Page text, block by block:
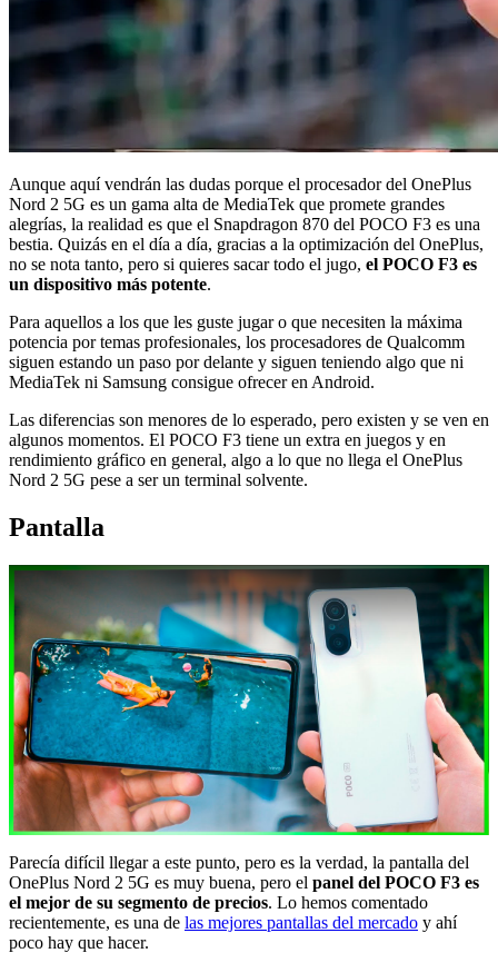
Aunque aquí vendrán las dudas porque el procesador del OnePlus
Nord 2 5G es un gama alta de MediaTek que promete grandes
alegrías, la realidad es que el Snapdragon 870 del POCO F3 es una
bestia. Quizás en el día a día, gracias a la optimización del OnePlus,
no se nota tanto, pero si quieres sacar todo el jugo, el POCO F3 es
un dispositivo más potente.
Para aquellos a los que les guste jugar o que necesiten la máxima
potencia por temas profesionales, los procesadores de Qualcomm
siguen estando un paso por delante y siguen teniendo algo que ni
MediaTek ni Samsung consigue ofrecer en Android.
Las diferencias son menores de lo esperado, pero existen y se ven en
algunos momentos. El POCO F3 tiene un extra en juegos y en
rendimiento gráfico en general, algo a lo que no llega el OnePlus
Nord 2 5G pese a ser un terminal solvente.
Pantalla
Parecía difícil llegar a este punto, pero es la verdad, la pantalla del
OnePlus Nord 2 5G es muy buena, pero el panel del POCO F3 es
el mejor de su segmento de precios. Lo hemos comentado
recientemente, es una de las mejores pantallas del mercado y ahí
poco hay que hacer.